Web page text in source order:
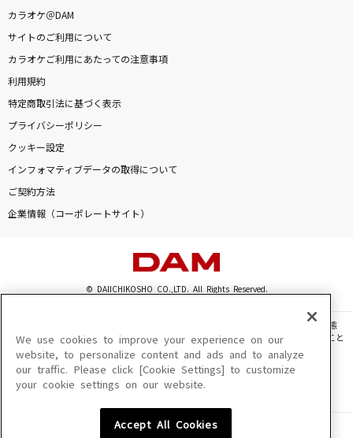
カラオケ＠DAM
サイトのご利用について
カラオケご利用にあたっての注意事項
利用規約
特定商取引法に基づく表示
プライバシーポリシー
クッキー設定
インフォマティブデータの取得について
ご契約方法
企業情報（コーポレートサイト）
© DAIICHIKOSHO CO.,LTD. All Rights Reserved.
このサイトに掲載されている一切の文章・画像・写真・動画・音声等を、手段や形態
を問わず、著作権法の定める範囲を超えて無断で複製、転載、ファイル化などすること
を禁じます。
楽曲及びコンテンツは、機種によりご利用いただけない場合があります。
楽曲及びコンテンツの配信日、配信内容が変更になる場合があります。
We use cookies to improve your experience on our
website, to personalize content and ads and to analyze
our traffic. Please click [Cookie Settings] to customize
your cookie settings on our website.
Accept All Cookies